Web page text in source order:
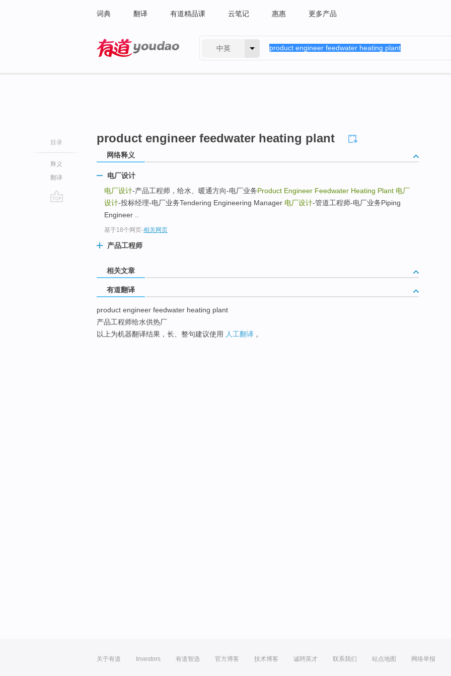
词典 翻译 有道精品课 云笔记 惠惠 更多产品
中英
目录
释义
翻译
product engineer feedwater heating plant
网络释义
电厂设计
电厂设计-产品工程师，给水、暖通方向-电厂业务Product Engineer Feedwater Heating Plant 电厂
设计-投标经理-电厂业务Tendering Engineering Manager 电厂设计-管道工程师-电厂业务Piping
Engineer ..
基于18个网页-相关网页
产品工程师
相关文章
有道翻译
product engineer feedwater heating plant
产品工程师给水供热厂
以上为机器翻译结果，长、整句建议使用 人工翻译 。
关于有道 Investors 有道智选 官方博客 技术博客 诚聘英才 联系我们 站点地图 网络举报